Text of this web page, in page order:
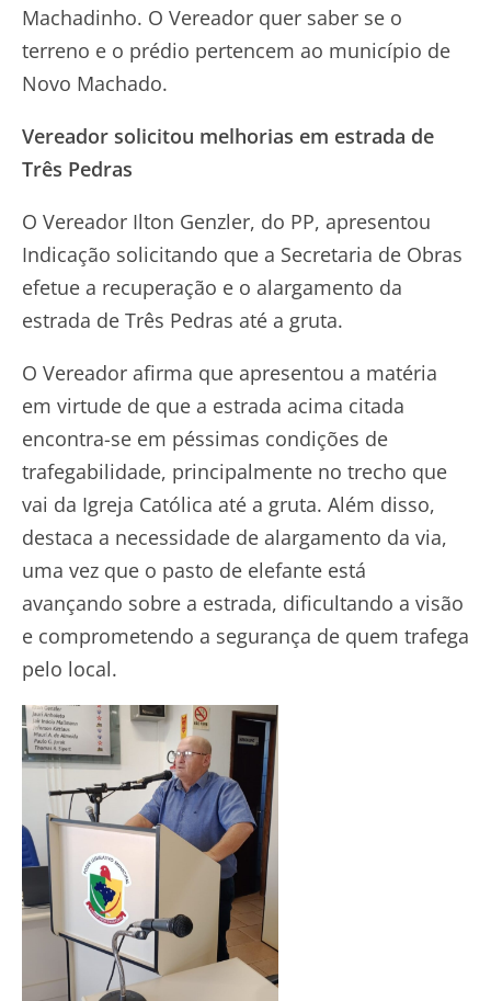
Machadinho. O Vereador quer saber se o
terreno e o prédio pertencem ao município de
Novo Machado.
Vereador solicitou melhorias em estrada de
Três Pedras
O Vereador Ilton Genzler, do PP, apresentou
Indicação solicitando que a Secretaria de Obras
efetue a recuperação e o alargamento da
estrada de Três Pedras até a gruta.
O Vereador afirma que apresentou a matéria
em virtude de que a estrada acima citada
encontra-se em péssimas condições de
trafegabilidade, principalmente no trecho que
vai da Igreja Católica até a gruta. Além disso,
destaca a necessidade de alargamento da via,
uma vez que o pasto de elefante está
avançando sobre a estrada, dificultando a visão
e comprometendo a segurança de quem trafega
pelo local.